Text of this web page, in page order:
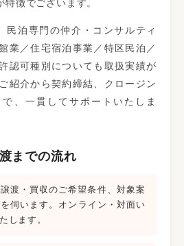
徴でございます。
民泊専門の仲介・コンサルティ
業／住宅宿泊事業／特区民泊／
認可種別についても取扱実績が
紹介から契約締結、クロージン
、一貫してサポートいたしま
までの流れ
譲渡・買収のご希望条件、対象案
伺います。オンライン・対面い
します。